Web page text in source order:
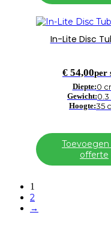
In-Lite Disc
€ 54,00per
Diepte:0
Gewicht:
Hoogte:35
Toevoegen
offerte
1
2
→